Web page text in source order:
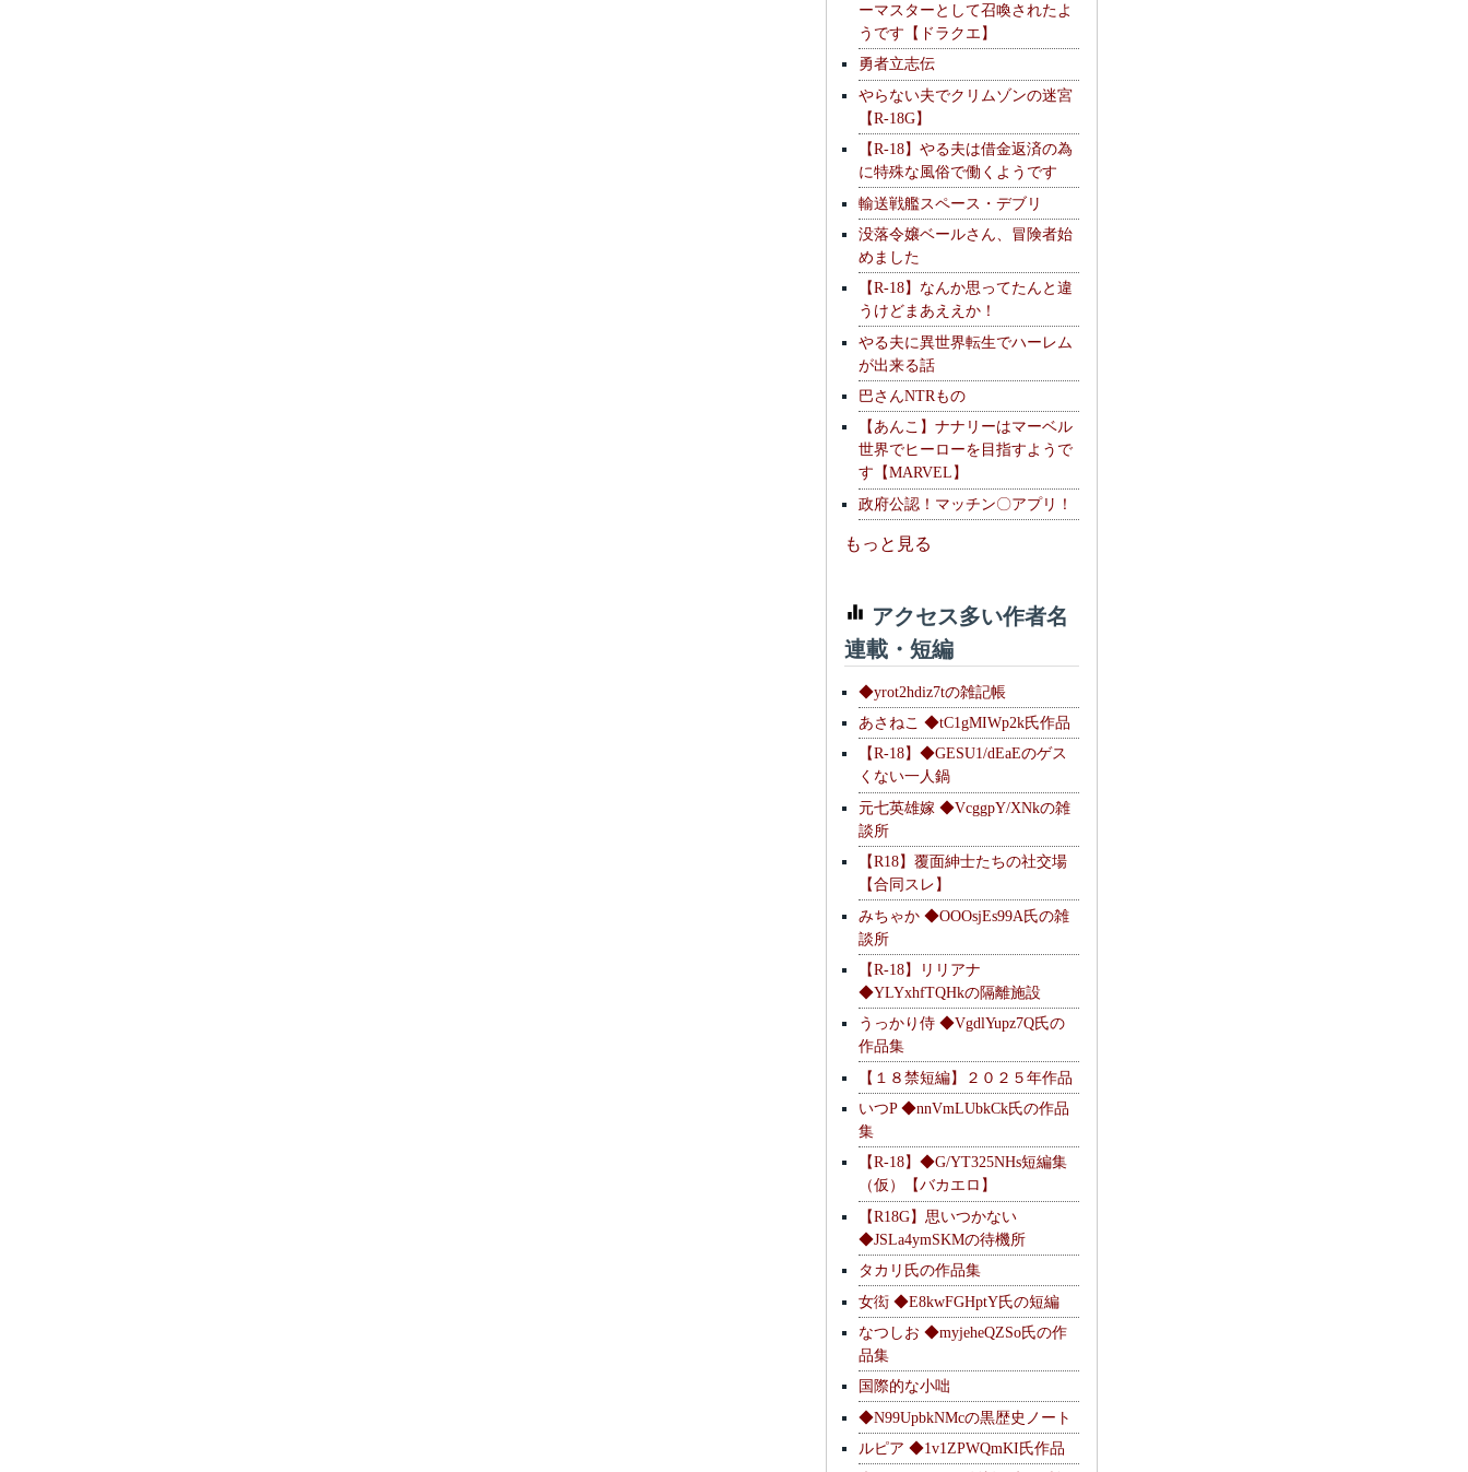
ーマスターとして召喚されたよ
うです【ドラクエ】
勇者立志伝
やらない夫でクリムゾンの迷宮
【R-18G】
【R-18】やる夫は借金返済の為
に特殊な風俗で働くようです
輸送戦艦スペース・デブリ
没落令嬢ベールさん、冒険者始
めました
【R-18】なんか思ってたんと違
うけどまあええか！
やる夫に異世界転生でハーレム
が出来る話
巴さんNTRもの
【あんこ】ナナリーはマーベル
世界でヒーローを目指すようで
す【MARVEL】
政府公認！マッチン〇アプリ！
もっと見る
アクセス多い作者名
連載・短編
◆yrot2hdiz7tの雑記帳
あさねこ ◆tC1gMIWp2k氏作品
【R-18】◆GESU1/dEaEのゲス
くない一人鍋
元七英雄嫁 ◆VcggpY/XNkの雑
談所
【R18】覆面紳士たちの社交場
【合同スレ】
みちゃか ◆OOOsjEs99A氏の雑
談所
【R-18】リリアナ
◆YLYxhfTQHkの隔離施設
うっかり侍 ◆VgdlYupz7Q氏の
作品集
【１８禁短編】２０２５年作品
いつP ◆nnVmLUbkCk氏の作品
集
【R-18】◆G/YT325NHs短編集
（仮）【バカエロ】
【R18G】思いつかない
◆JSLa4ymSKMの待機所
タカリ氏の作品集
女衒 ◆E8kwFGHptY氏の短編
なつしお ◆myjeheQZSo氏の作
品集
国際的な小咄
◆N99UpbkNMcの黒歴史ノート
ルピア ◆1v1ZPWQmKI氏作品